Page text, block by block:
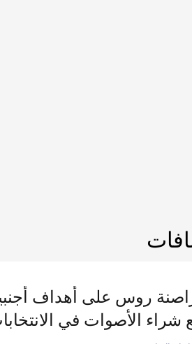
روس على أهداف
شراء الأصوات في